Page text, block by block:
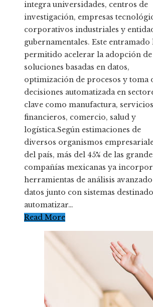
integra universidades, centros de
investigación, empresas
corporativos industriales y
gubernamentales. Este entramado
permitido acelerar la adopción de
soluciones basadas en datos,
optimización de procesos y toma
decisiones automatizada en
clave como manufactura, servicios
financieros, comercio, salud y
logística.Según estimaciones de
diversos organismos
del país, más del 45% de las
compañías mexicanas ya
herramientas de análisis
datos junto con sistemas
automatizar…
Read More